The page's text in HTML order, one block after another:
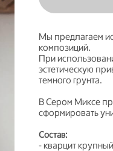
Мы предлагаем
композиций.
При
эстетическую
темного грунта.
В Сером Миксе
сформировать
Состав:
- кварцит крупный